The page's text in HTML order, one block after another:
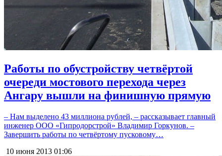
Работы по обустройству четвёртой
очереди мостового перехода через
Ангару вышли на финишную прямую
– Нам выделено 43 миллиона рублей, – рассказывает главный
инженер ООО «Гипродорстрой» Владимир Горкунов. –
Завершить работы по четвёртому пусковому…
10 июня 2013 01:06